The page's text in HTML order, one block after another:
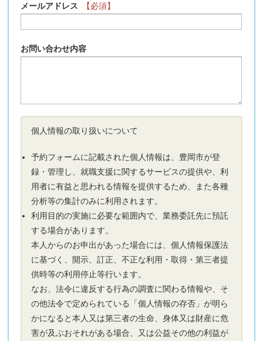
メールアドレス 【必須】
お問い合わせ内容
個人情報の取り扱いについて
予約フォームに記載された個人情報は、豊岡市が登
録・管理し、就職支援に関するサービスの提供や、利
用者に有益と思われる情報を提供するため、また各種
分析等の集計のみに利用されます。
利用目的の実施に必要な範囲内で、業務委託先に預託
する場合があります。
本人からのお申出があった場合には、個人情報保護法
に基づく、開示、訂正、不正な利用・取得・第三者提
供時等の利用停止等行います。
なお、法令に違反する行為の調査に関わる情報や、そ
の他法令で定められている「個人情報の存否」が明ら
かになると本人又は第三者の生命、身体又は財産に危
害が及ぶおそれがある場合、又は公益その他の利益が